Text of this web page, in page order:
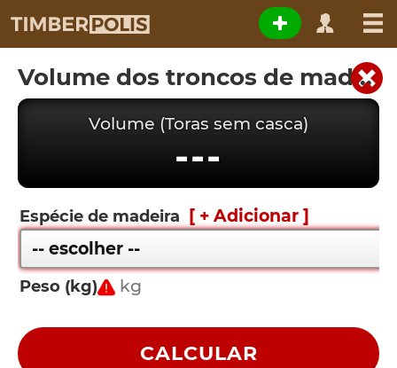
Volume dos troncos de madeira a partir do peso
Volume (Toras sem casca)
---
Espécie de madeira [ + Adicionar ]
Peso (kg)
CALCULAR